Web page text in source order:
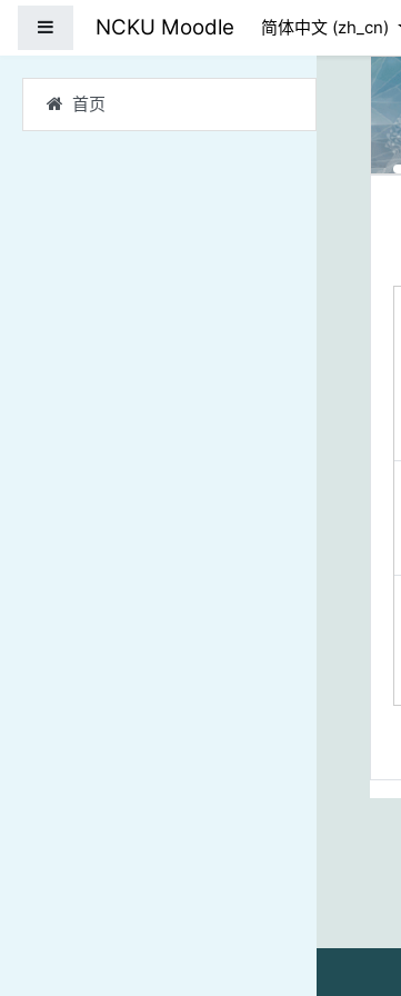
停靠面板
首页
NCKU Moodle 简体中文 ‎(zh_cn)‎